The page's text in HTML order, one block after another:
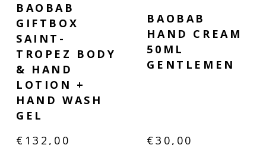
BAOBAB
GIFTBOX
SAINT-
TROPEZ BODY
& HAND
LOTION +
HAND WASH
GEL
€ 132,00
BAOBAB
HAND CREAM
50ML
GENTLEMEN
€30,00